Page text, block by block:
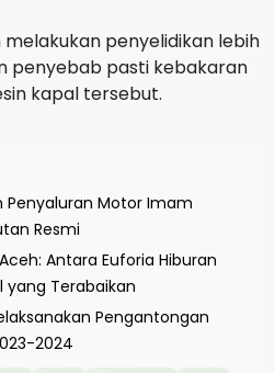
penyelidikan lebih
penyebab pasti kebakaran
kapal tersebut.
Penyaluran Motor Imam
Resmi
Antara Euforia Hiburan
yang Terabaikan
Pengantongan
2024